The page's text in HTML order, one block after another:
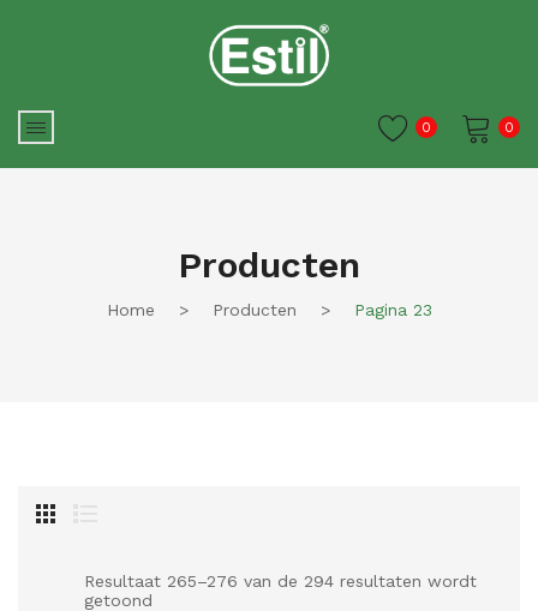
0
0
Producten
Home > Producten > Pagina 23
Resultaat 265–276 van de 294 resultaten wordt
getoond